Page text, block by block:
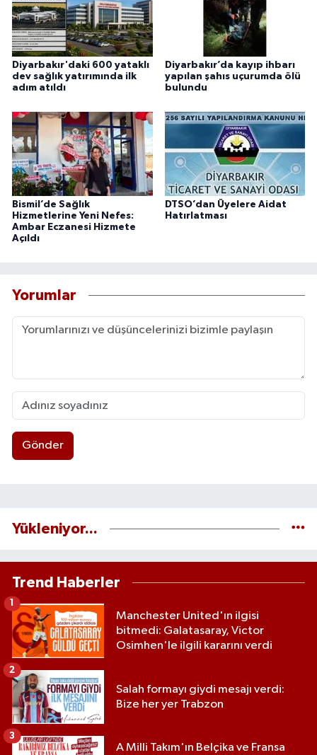
Diyarbakır'daki 600 yataklı
dev sağlık yatırımında ilk
adım atıldı
Diyarbakır’da kayıp ihbarı
yapılan şahıs uçurumda ölü
bulundu
Bismil’de Sağlık
Hizmetlerine Yeni Nefes:
Ambar Eczanesi Hizmete
Açıldı
DTSO’dan Üyelere Aidat
Hatırlatması
Yorumlar
Gönder
Yükleniyor...
Trend Haberler
Manchester United'ın ilgisi
bitmedi: Galatasaray, Victor
Osimhen'le ilgili kararını verdi
1
Salah formayı giydi mesajı verdi:
Bize her yer Trabzon
2
A Milli Takım'ın Belçika ve Fransa
3